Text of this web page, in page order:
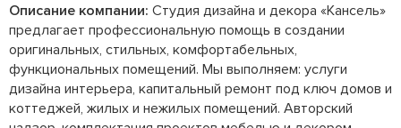
Описание компании: Студия дизайна и декора «Кансель»
предлагает профессиональную помощь в создании
оригинальных, стильных, комфортабельных,
функциональных помещений. Мы выполняем: услуги
дизайна интерьера, капитальный ремонт под ключ домов и
коттеджей, жилых и нежилых помещений. Авторский